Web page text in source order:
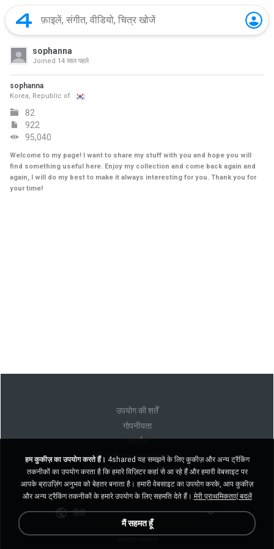
sophanna
Joined 14 साल पहले
sophanna
Korea, Republic of
82
922
95,040
Welcome to my page! I want to share my stuff with you and hope you will
find something useful here. Enjoy my collection and come back again and
again, I will do my best to make it always interesting for you. Thank you for
your time!
उपयोग की शर्तें
गोपनीयता
समर्थन
मेरी व्यक्तिगत जानकारी न बेचें
मेरी व्यक्तिगत जानकारी साझा न करें
हिंदी
हम कुकीज़ का उपयोग करते हैं। 4shared यह समझने के लिए कुकीज़ और अन्य ट्रैकिंग
तकनीकों का उपयोग करता है कि हमारे विज़िटर कहां से आ रहे हैं और हमारी वेबसाइट पर
आपके ब्राउज़िंग अनुभव को बेहतर बनाता है। हमारी वेबसाइट का उपयोग करके, आप कुकीज़
और अन्य ट्रैकिंग तकनीकों के हमारे उपयोग के लिए सहमति देते हैं। मेरी प्राथमिकताएं बदलें
मैं सहमत हूँ